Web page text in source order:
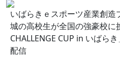
いばらきｅスポーツ産業創
城の高校生が全国の強豪校に
CHALLENGE CUP in いばら
配信